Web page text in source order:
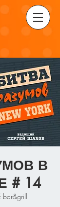
В
# 14
bar&grill